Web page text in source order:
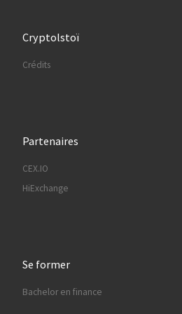
Cryptolstoï
Crédits
Partenaires
CEX.IO
HiExchange
Se former
Bachelor en finance